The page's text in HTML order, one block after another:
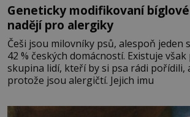
Geneticky modifikovaní
nadějí pro alergiky
Češi jsou milovníky psů, alespoň jeden
42 % českých domácností. Existuje
skupina lidí, kteří by si psa rádi pořídili,
protože jsou alergičtí. Jejich imu